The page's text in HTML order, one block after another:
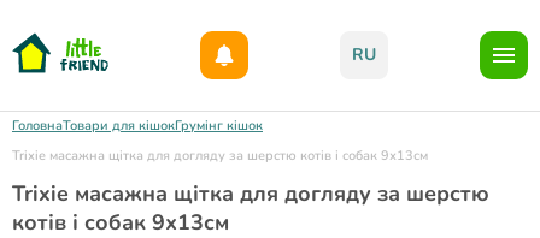
RU
ГоловнаТовари для кішокГрумінг кішок
Trixie масажна щітка для догляду за шерстю котів і собак 9х13см
Trixie масажна щітка для догляду за шерстю
котів і собак 9х13см